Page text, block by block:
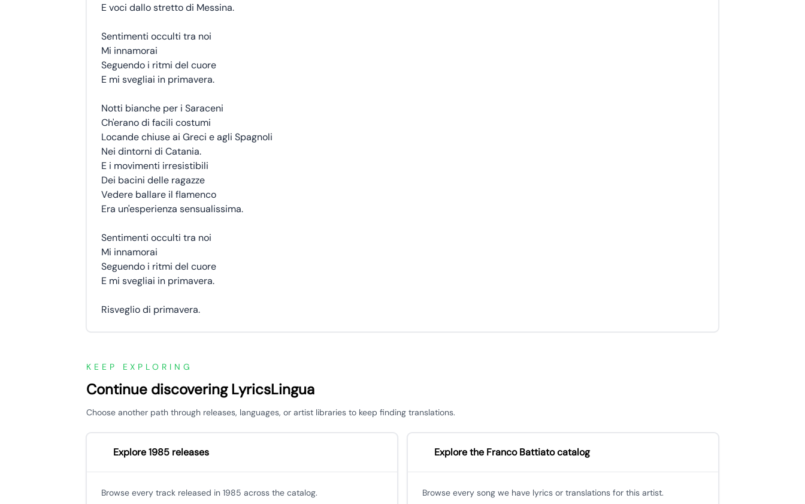
E voci dallo stretto di Messina.
Sentimenti occulti tra noi
Mi innamorai
Seguendo i ritmi del cuore
E mi svegliai in primavera.
Notti bianche per i Saraceni
Ch'erano di facili costumi
Locande chiuse ai Greci e agli Spagnoli
Nei dintorni di Catania.
E i movimenti irresistibili
Dei bacini delle ragazze
Vedere ballare il flamenco
Era un'esperienza sensualissima.
Sentimenti occulti tra noi
Mi innamorai
Seguendo i ritmi del cuore
E mi svegliai in primavera.
Risveglio di primavera.
KEEP EXPLORING
Continue discovering LyricsLingua
Choose another path through releases, languages, or artist libraries to keep finding translations.
Explore 1985 releases
Browse every track released in 1985 across the catalog.
Explore the Franco Battiato catalog
Browse every song we have lyrics or translations for this artist.